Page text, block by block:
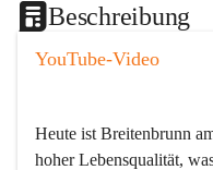
Beschreibung
YouTube-Video
Heute ist Breitenbrunn
hoher Lebensqualität,